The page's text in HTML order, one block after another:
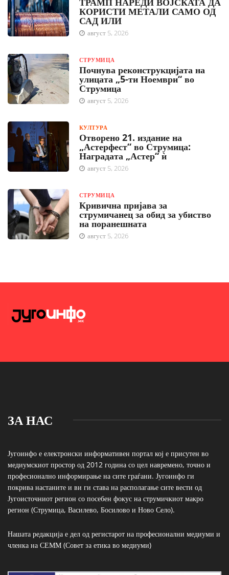
КОРИСТИ МЕТАЛИ САМО ОД
САД ИЛИ
август 5, 2026
СТРУМИЦА
Почнува реконструкцијата на
улицата „5-ти Ноември“ во
Струмица
август 5, 2026
КУЛТУРА
Отворено 21. издание на
„Астерфест“ во Струмица:
Наградата „Астер“ ѝ
август 5, 2026
СТРУМИЦА
Кривична пријава за
струмичанец за обид за убиство
на поранешната
август 5, 2026
ЗА НАС
Југоинфо е електронски информативен портал кој е присутен во
медиумскиот простор од 2012 година со цел навремено, точно и
професионално информирање на сите граѓани. Југоинфо ги
покрива настаните и ви ги става на располагање сите вести од
Југоисточниот регион со посебен фокус на струмичкиот макро
регион (Струмица, Василево, Босилово и Ново Село).
Нашата редакција е дел од регистарот на професионални медиуми и
членка на СЕММ (Совет за етика во медиуми)